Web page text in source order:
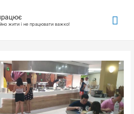
жити і не працювати важко!